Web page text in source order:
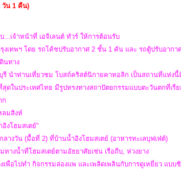
วัน 1 คืน)
เจ้าหน้าที่ เอจิเลนต์ ทัวร์ ให้การต้อนรับ
งเทพฯ โดย รถโค้ชปรับอากาศ 2 ชั้น 1 คัน และ รถตู้ปรับอาก
นทาง
รี นำท่านเที่ยวชม โบสถ์คริสต์นิกายคาทอลิก เป็นสถานที่แห่ง
ดในประเทศไทย มีรูปทรงทางสถาปัตยกรรมแบบตะวันตกที่เรี
ก
ลมสิงห์
งโฮมสเตย์"
ลางวัน (มื้อที่ 2) ที่บ้านน้ำอิงโฮมสเตย์ (อาหารทะเลบุฟเฟ่ต์)
ทางน้ำที่โฮมสเตย์ตามอัธยาศัยเช่น เรือถีบ, ห่วงยาง
เพื่อไปทำ กิจกรรมล่องแพ และเพลิดเพลินกับการดูเหยี่ยว แบบ